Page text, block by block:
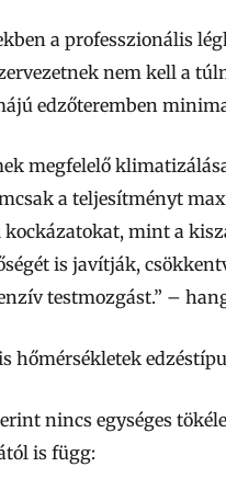
a professzionális
nem kell a
edzőteremben
megfelelő
a teljesítményt
kockázatokat, mint a
is javítják,
testmozgást.” –
hőmérsékletek
nincs egységes
is függ: